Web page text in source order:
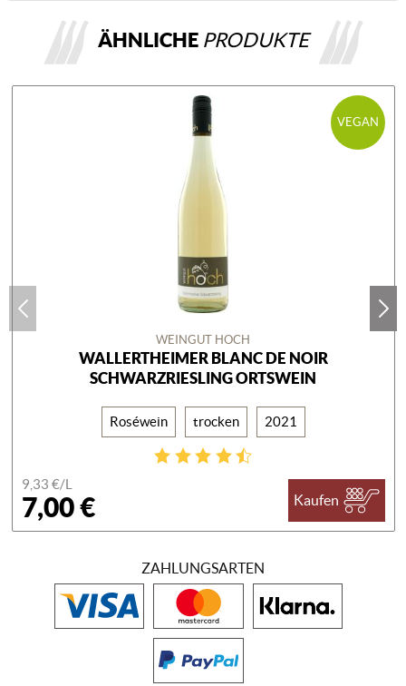
ÄHNLICHE PRODUKTE
VEGAN
WEINGUT HOCH
WALLERTHEIMER BLANC DE NOIR
SCHWARZRIESLING ORTSWEIN
Roséwein trocken 2021
9,33 €/L
7,00 € Kaufen
ZAHLUNGSARTEN